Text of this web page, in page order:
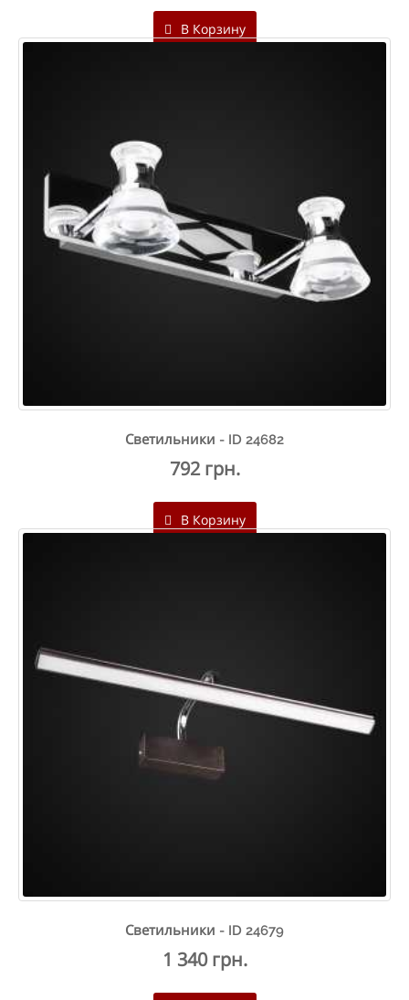
В Корзину
Светильники - ID 24682
792 грн.
В Корзину
Светильники - ID 24679
1 340 грн.